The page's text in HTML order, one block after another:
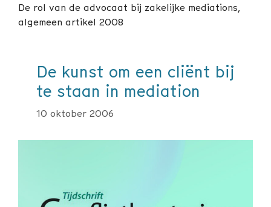
De rol van de advocaat bij zakelijke mediations,
algemeen artikel 2008
De kunst om een cliënt bij
te staan in mediation
10 oktober 2006